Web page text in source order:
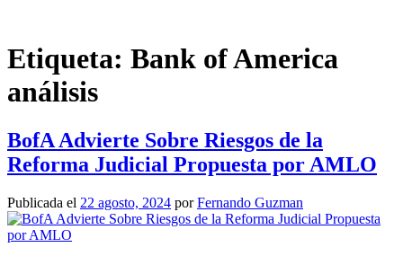
contenido
Etiqueta: Bank of America
análisis
BofA Advierte Sobre Riesgos de la
Reforma Judicial Propuesta por AMLO
Publicada el 22 agosto, 2024 porFernando Guzman